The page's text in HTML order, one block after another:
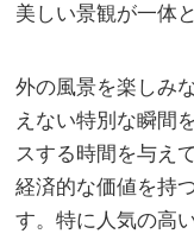
美しい景観が一体
外の風景を楽しみ
えない特別な瞬間
スする時間を与え
経済的な価値を持
す。特に人気の高